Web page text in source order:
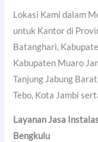
Lokasi Kami dalam
untuk Kantor di
Batanghari,
Kabupaten Muaro
Tanjung Jabung
Tebo, Kota Jambi
Layanan Jasa
Bengkulu